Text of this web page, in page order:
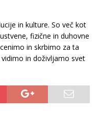
in kulture. So več kot
fizične in duhovne
in skrbimo za ta
in doživljamo svet